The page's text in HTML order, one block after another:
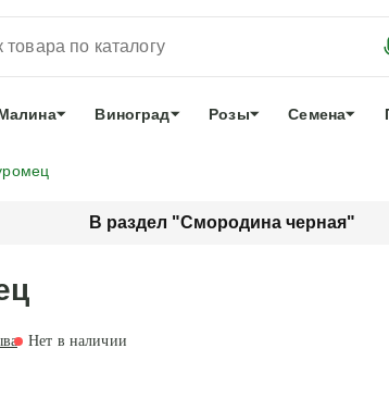
ЛУЧШЕЕ
Виноград Розы Семена
В раздел "Смородина черная"
Нет в наличии